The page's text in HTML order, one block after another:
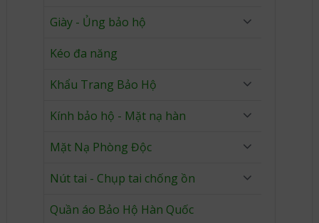
Giày - Ủng bảo hộ
Kéo đa năng
Khẩu Trang Bảo Hộ
Kính bảo hộ - Mặt nạ hàn
Mặt Nạ Phòng Độc
Nút tai - Chụp tai chống ồn
Quần áo Bảo Hộ Hàn Quốc